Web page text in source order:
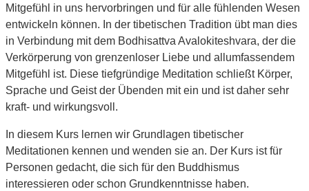
Mitgefühl in uns hervorbringen und für alle fühlenden Wesen
entwickeln können. In der tibetischen Tradition übt man dies
in Verbindung mit dem Bodhisattva Avalokiteshvara, der die
Verkörperung von grenzenloser Liebe und allumfassendem
Mitgefühl ist. Diese tiefgründige Meditation schließt Körper,
Sprache und Geist der Übenden mit ein und ist daher sehr
kraft- und wirkungsvoll.
In diesem Kurs lernen wir Grundlagen tibetischer
Meditationen kennen und wenden sie an. Der Kurs ist für
Personen gedacht, die sich für den Buddhismus
interessieren oder schon Grundkenntnisse haben.